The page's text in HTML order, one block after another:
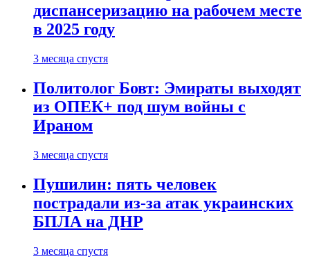
диспансеризацию на рабочем месте
в 2025 году
3 месяца спустя
Политолог Бовт: Эмираты выходят
из ОПЕК+ под шум войны с
Ираном
3 месяца спустя
Пушилин: пять человек
пострадали из-за атак украинских
БПЛА на ДНР
3 месяца спустя